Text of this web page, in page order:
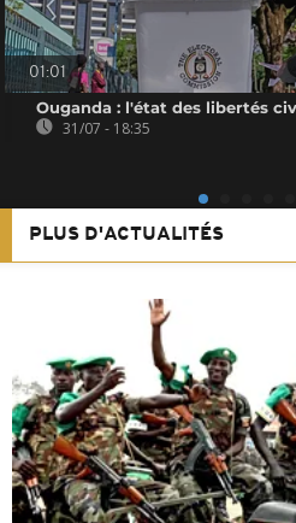
01:01
Ouganda : l'état des libertés
31/07 - 18:35
PLUS D'ACTUALITÉS